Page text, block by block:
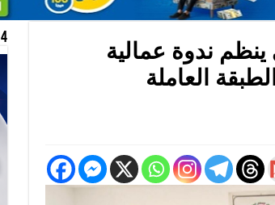
ينظم ندوة عمالية
العاملة
14 عام